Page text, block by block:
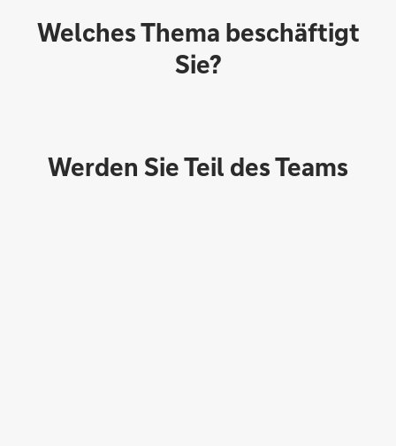
Welches Thema beschäftigt
Sie?
Werden Sie Teil des Teams